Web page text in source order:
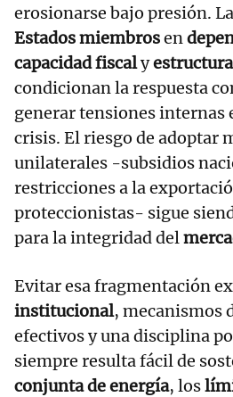
erosionarse bajo presión.
Estados miembrosen
capacidad fiscaly
condicionan la respuesta
generar tensiones internas
crisis. El riesgo de adoptar
unilaterales -subsidios
restricciones a la
proteccionistas- sigue
para la integridad del
Evitar esa fragmentación
institucional, mecanismos
efectivos y una disciplina
siempre resulta fácil de
conjunta de energía, los